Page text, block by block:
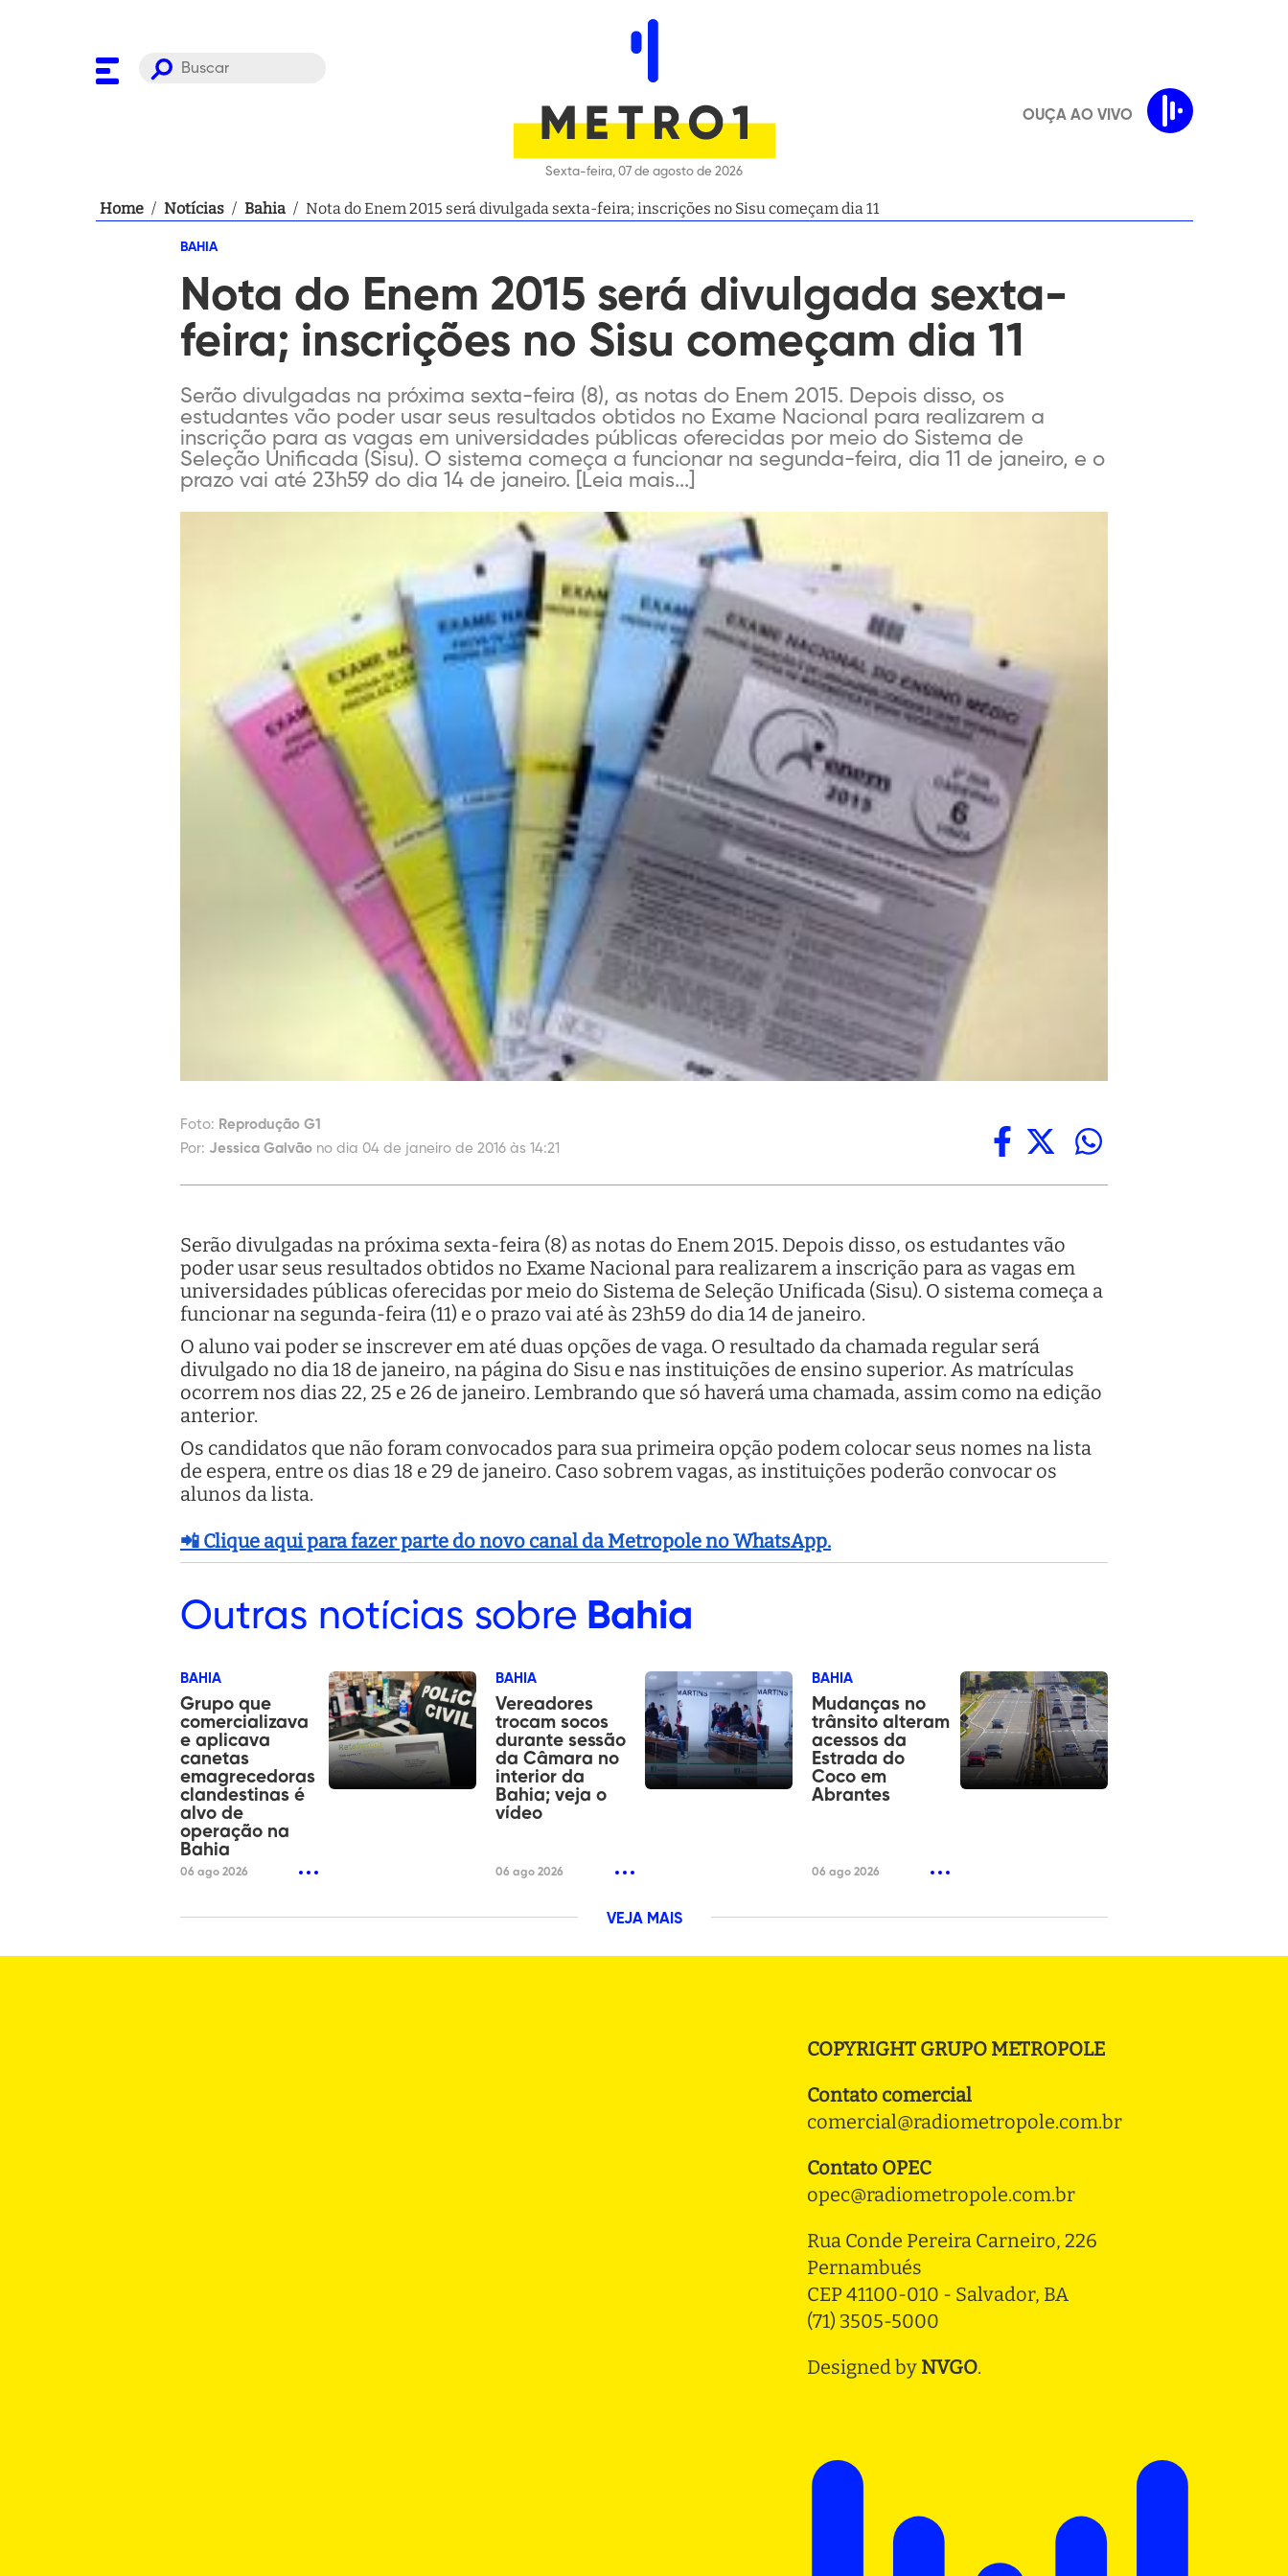
Sexta-feira, 07 de agosto de 2026
OUÇA AO VIVO
Home / Notícias / Bahia / Nota do Enem 2015 será divulgada sexta-feira; inscrições no Sisu começam dia 11
BAHIA
Nota do Enem 2015 será divulgada sexta-
feira; inscrições no Sisu começam dia 11
Serão divulgadas na próxima sexta-feira (8), as notas do Enem 2015. Depois disso, os
estudantes vão poder usar seus resultados obtidos no Exame Nacional para realizarem a
inscrição para as vagas em universidades públicas oferecidas por meio do Sistema de
Seleção Unificada (Sisu). O sistema começa a funcionar na segunda-feira, dia 11 de janeiro, e o
prazo vai até 23h59 do dia 14 de janeiro. [Leia mais...]
Foto: Reprodução G1
Por: Jessica Galvão no dia 04 de janeiro de 2016 às 14:21
Serão divulgadas na próxima sexta-feira (8) as notas do Enem 2015. Depois disso, os estudantes vão
poder usar seus resultados obtidos no Exame Nacional para realizarem a inscrição para as vagas em
universidades públicas oferecidas por meio do Sistema de Seleção Unificada (Sisu). O sistema começa a
funcionar na segunda-feira (11) e o prazo vai até às 23h59 do dia 14 de janeiro.
O aluno vai poder se inscrever em até duas opções de vaga. O resultado da chamada regular será
divulgado no dia 18 de janeiro, na página do Sisu e nas instituições de ensino superior. As matrículas
ocorrem nos dias 22, 25 e 26 de janeiro. Lembrando que só haverá uma chamada, assim como na edição
anterior.
Os candidatos que não foram convocados para sua primeira opção podem colocar seus nomes na lista
de espera, entre os dias 18 e 29 de janeiro. Caso sobrem vagas, as instituições poderão convocar os
alunos da lista.
📲 Clique aqui para fazer parte do novo canal da Metropole no WhatsApp.
Outras notícias sobre Bahia
BAHIA
Grupo que
comercializava
e aplicava
canetas
emagrecedoras
clandestinas é
alvo de
operação na
Bahia
06 ago 2026
BAHIA
Vereadores
trocam socos
durante sessão
da Câmara no
interior da
Bahia; veja o
vídeo
06 ago 2026
BAHIA
Mudanças no
trânsito alteram
acessos da
Estrada do
Coco em
Abrantes
06 ago 2026
VEJA MAIS
COPYRIGHT GRUPO METROPOLE
Contato comercial
comercial@radiometropole.com.br
Contato OPEC
opec@radiometropole.com.br
Rua Conde Pereira Carneiro, 226
Pernambués
CEP 41100-010 - Salvador, BA
(71) 3505-5000
Designed by NVGO.